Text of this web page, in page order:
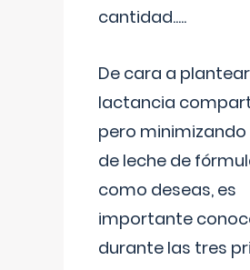
cantidad.....
De cara a
lactancia
pero minimizando
de leche de
como deseas, es
importante
durante las tres